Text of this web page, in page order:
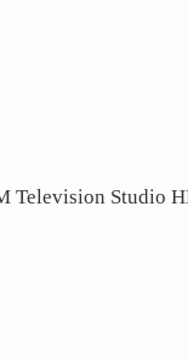
Television Studio